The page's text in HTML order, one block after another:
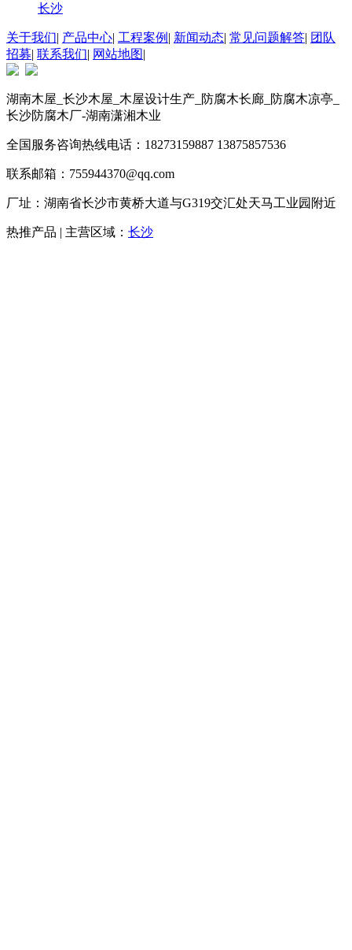
长沙
关于我们| 产品中心| 工程案例 | 新闻动态| 常见问题解答| 团队
招募| 联系我们| 网站地图|
湖南木屋_长沙木屋_木屋设计生产_防腐木长廊_防腐木凉亭_
长沙防腐木厂-湖南潇湘木业
全国服务咨询热线电话：18273159887 13875857536
联系邮箱：755944370@qq.com
厂址：湖南省长沙市黄桥大道与G319交汇处天马工业园附近
热推产品 | 主营区域： 长沙